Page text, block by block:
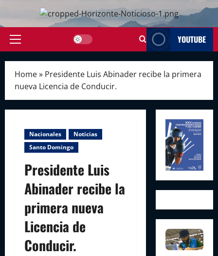
content
Primary
YOUTUBE
Home» Presidente Luis Abinader recibe la primera
nueva Licencia de Conducir.
Nacionales
Noticias
Santo Domingo
Presidente Luis
Abinader recibe la
primera nueva
Licencia de
Conducir.